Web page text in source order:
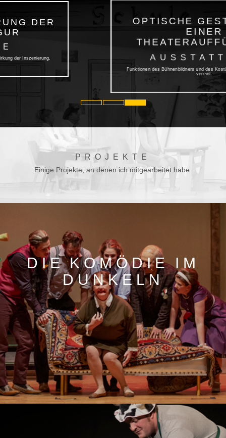
VON ILLUSTRIERENDER
RAUMINSTALLATION
BÜHNENBILD
Räumliche und szenische Definition einer Handlung.
PROJEKTE
Einige Projekte, an denen ich mitgearbeitet habe.
DIE KOMÖDIE IM
DUNKELN